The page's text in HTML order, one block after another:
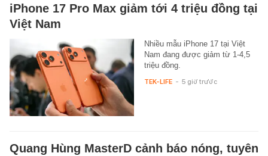
iPhone 17 Pro Max giảm tới 4 triệu đồng tại
Việt Nam
Nhiều mẫu iPhone 17 tại Việt
Nam đang được giảm từ 1-4,5
triệu đồng.
TEK-LIFE - 5 giờ trước
Quang Hùng MasterD cảnh báo nóng, tuyên